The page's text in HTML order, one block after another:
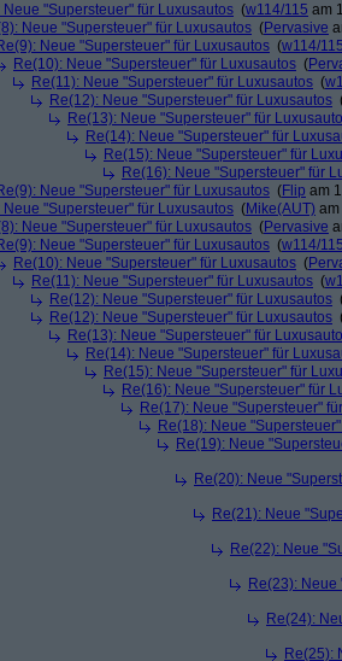
Neue "Supersteuer" für Luxusautos (w114/115 am
Neue "Supersteuer" für Luxusautos (Pervasive
Neue "Supersteuer" für Luxusautos (w114/
Re(10): Neue "Supersteuer" für Luxusautos (
Re(11): Neue "Supersteuer" für Luxusautos (
Re(12): Neue "Supersteuer" für Luxusautos
Re(13): Neue "Supersteuer" für
Re(14): Neue "Supersteuer" für
Re(15): Neue "Supersteuer" für
Re(16): Neue "Supersteuer" für
Neue "Supersteuer" für Luxusautos (Flip am
Neue "Supersteuer" für Luxusautos (Mike(AUT)
Neue "Supersteuer" für Luxusautos (Pervasive
Neue "Supersteuer" für Luxusautos (w114/
Re(10): Neue "Supersteuer" für Luxusautos (
Re(11): Neue "Supersteuer" für Luxusautos (
Re(12): Neue "Supersteuer" für Luxusautos
Re(12): Neue "Supersteuer" für Luxusautos
Re(13): Neue "Supersteuer" für
Re(14): Neue "Supersteuer" für
Re(15): Neue "Supersteuer" für
Re(16): Neue "Supersteuer" für
Re(17): Neue "Supersteuer"
Re(18): Neue
Re(19): Neue
Re(20): Neue
Re(21): Neue
Re(22): Neue
Re(23):
Re(24):
Re(25):